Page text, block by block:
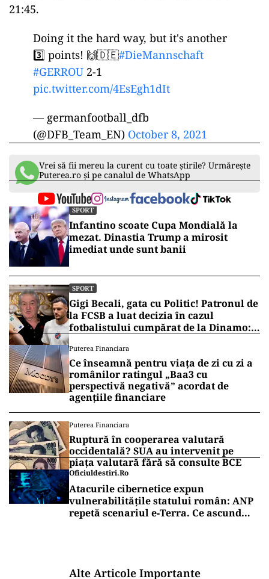
21:45.
Doing it the hard way, but it's another
3️⃣ points! 🙌🇩🇪#DieMannschaft
#GERROU 2-1
pic.twitter.com/4EsEgh1dIt
— germanfootball_dfb
(@DFB_Team_EN) October 8, 2021
Vrei să fii mereu la curent cu toate știrile? Urmărește
Puterea.ro și pe canalul de WhatsApp
SPORT
Infantino scoate Cupa Mondială la
mezat. Dinastia Trump a mirosit
imediat unde sunt banii
SPORT
Gigi Becali, gata cu Politic! Patronul de
la FCSB a luat decizia în cazul
fotbalistului cumpărat de la Dinamo:
Puterea Financiara
Ce înseamnă pentru viața de zi cu zi a
românilor ratingul „Baa3 cu
perspectivă negativă” acordat de
agențiile financiare
Puterea Financiara
Ruptură în cooperarea valutară
occidentală? SUA au intervenit pe
piața valutară fără să consulte BCE
Oficiuldestiri.ro
Atacurile cibernetice expun
vulnerabilitățile statului român: ANP
repetă scenariul e‑Terra. Ce ascund
Alte Articole Importante